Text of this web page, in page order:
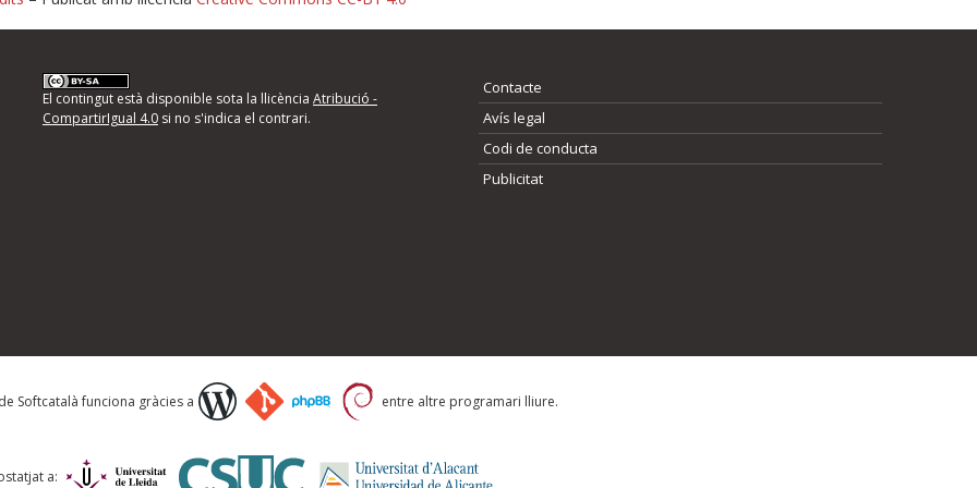
d'errors
següents i descriviu quina és la millora que
El contingut està disponible sota la llicència Atribució -
CompartirIgual 4.0si no s'indica el contrari.
Contacte
Avís legal
Codi de conducta
Publicitat
Softcatalà funciona gràcies a entre altre programari lliure.
a: